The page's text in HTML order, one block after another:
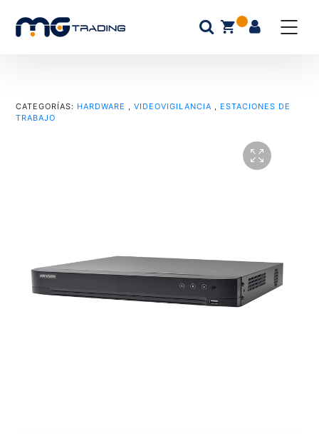
CATEGORÍAS: HARDWARE ,VIDEOVIGILANCIA , ESTACIONES DE
TRABAJO